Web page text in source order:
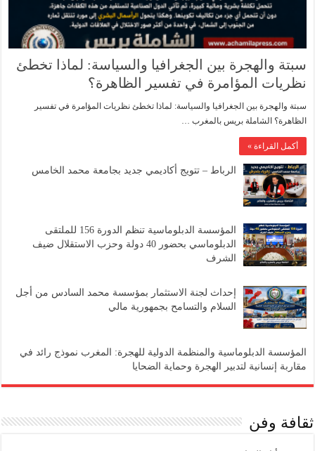
سبتة والهجرة بين الجغرافيا والسياسة: لماذا تخطئ
نظريات المؤامرة في تفسير الظاهرة؟
سبتة والهجرة بين الجغرافيا والسياسة: لماذا تخطئ نظريات المؤامرة في تفسير
الظاهرة؟ الشاملة بريس بالمغرب …
أكمل القراءة »
الرباط – تتويج أكاديمي جديد بجامعة محمد الخامس
المؤسسة الدبلوماسية تنظم الدورة 156 للملتقى
الدبلوماسي بحضور 40 دولة وحزب الاستقلال ضيف
الشرف
إحداث لجنة الاستثمار بمؤسسة محمد السادس من أجل
السلام والتسامح بجمهورية مالي
المؤسسة الدبلوماسية والمنظمة الدولية للهجرة: المغرب نموذج رائد في
مقاربة إنسانية لتدبير الهجرة وحماية الضحايا
ثقافة وفن